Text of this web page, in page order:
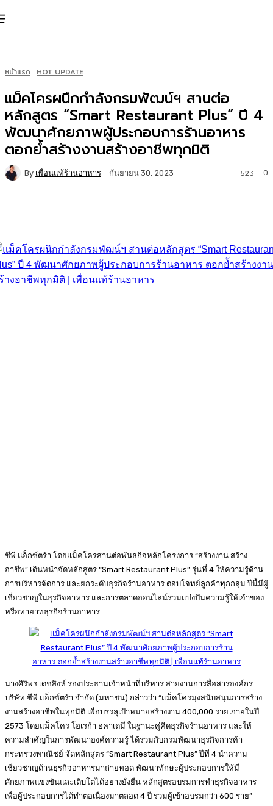
หน้าแรก HOT UPDATE
แม็คโครผนึกกำลังกรมพัฒน์ฯ สานต่อ
หลักสูตร “Smart Restaurant Plus” ปี 4
พัฒนาศักยภาพผู้ประกอบการร้านอาหาร
ตอกย้ำสร้างงานสร้างอาชีพทุกมิติ
By เพื่อนแท้ร้านอาหาร กันยายน 30, 2023 0
523
ซีพี แอ็กซ์ตร้า โดยแม็คโครสานต่อพันธกิจหลักโครงการ “สร้างงาน สร้าง
อาชีพ” เดินหน้าจัดหลักสูตร “Smart Restaurant Plus” รุ่นที่ 4 ให้ความรู้ด้าน
การบริหารจัดการ และยกระดับธุรกิจร้านอาหาร ตอบโจทย์ลูกค้าทุกกลุ่ม ปีนี้มีผู้
เชี่ยวชาญในธุรกิจอาหาร และการตลาดออนไลน์ร่วมแบ่งปันความรู้ให้เจ้าของ
หรือทายาทธุรกิจร้านอาหาร
นางศิริพร เดชสิงห์ รองประธานเจ้าหน้าที่บริหาร สายงานการสื่อสารองค์กร
บริษัท ซีพี แอ็กซ์ตร้า จำกัด (มหาชน) กล่าวว่า “แม็คโครมุ่งสนับสนุนการสร้าง
งานสร้างอาชีพในทุกมิติ เพื่อบรรลุเป้าหมายสร้างงาน 400,000 ราย ภายในปี
2573 โดยแม็คโคร โฮเรก้า อคาเดมี ในฐานะคู่คิดธุรกิจร้านอาหาร และให้
ความสำคัญในการพัฒนาองค์ความรู้ ได้ร่วมกับกรมพัฒนาธุรกิจการค้า
กระทรวงพาณิชย์ จัดหลักสูตร “Smart Restaurant Plus” ปีที่ 4 นำความ
เชี่ยวชาญด้านธุรกิจอาหารมาถ่ายทอด พัฒนาทักษะผู้ประกอบการให้มี
ศักยภาพแข่งขันและเติบโตได้อย่างยั่งยืน หลักสูตรอบรมการทำธุรกิจอาหาร
เพื่อผู้ประกอบการได้ทำต่อเนื่องมาตลอด 4 ปี รวมผู้เข้าอบรมกว่า 600 ราย”